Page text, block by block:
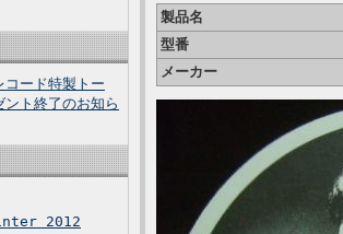
コード特製トー
ント終了のお知ら
2012
製品名
型番
メーカー